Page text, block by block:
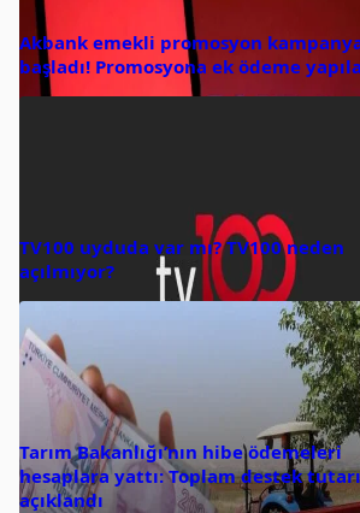
Akbank emekli promosyon
başladı! Promosyona ek ödeme
TV100 uyduda var mı? TV100 neden
açılmıyor?
Tarım Bakanlığı’nın hibe ödemeleri
hesaplara yattı: Toplam destek tutarı
açıklandı